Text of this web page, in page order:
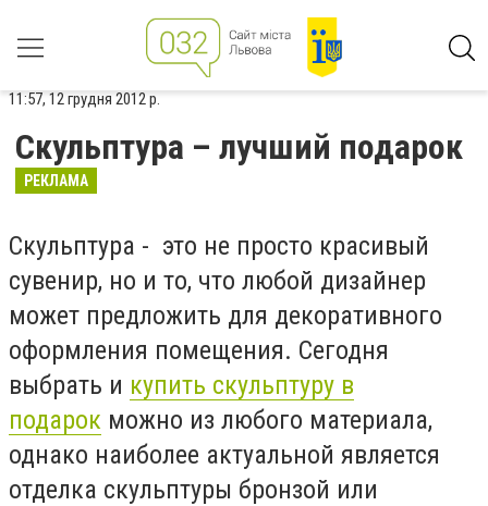
11:57, 12 грудня 2012 р.
Скульптура – лучший подарок
РЕКЛАМА
Скульптура - это не просто красивый
сувенир, но и то, что любой дизайнер
может предложить для декоративного
оформления помещения. Сегодня
выбрать и купить скульптуру в
подарок можно из любого материала,
однако наиболее актуальной является
отделка скульптуры бронзой или